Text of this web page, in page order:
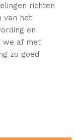
richten
van het
en
we af met
zo goed